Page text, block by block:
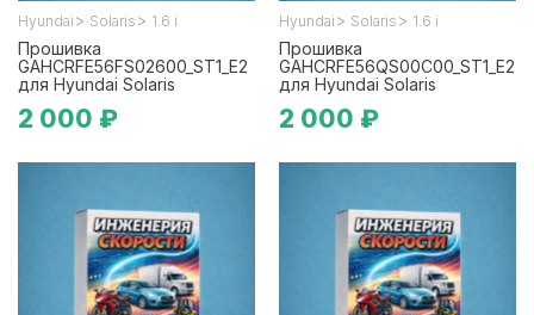
Hyundai > Solaris > 1.6 i
Прошивка
GAHCRFE56FS02600_ST1_E2
для Hyundai Solaris
2 000 ₽
Hyundai > Solaris > 1.6 i
Прошивка
GAHCRFE56QS00C00_ST1_E2
для Hyundai Solaris
2 000 ₽